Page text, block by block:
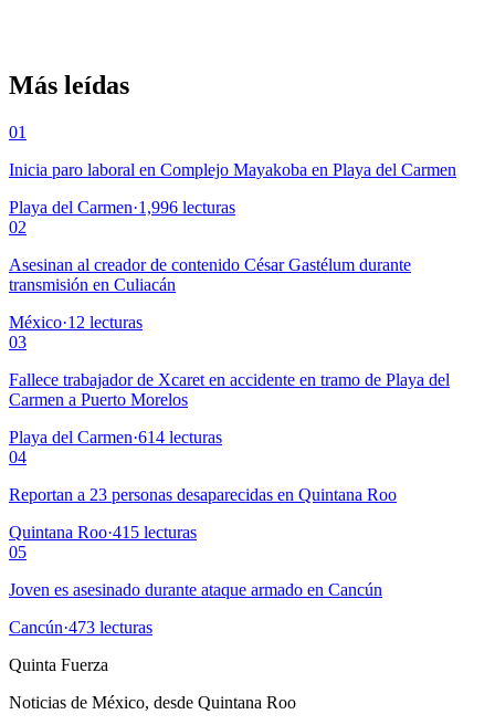
Más leídas
01
Inicia paro laboral en Complejo Mayakoba en Playa del Carmen
Playa del Carmen·1,996 lecturas
02
Asesinan al creador de contenido César Gastélum durante
transmisión en Culiacán
México·12 lecturas
03
Fallece trabajador de Xcaret en accidente en tramo de Playa del
Carmen a Puerto Morelos
Playa del Carmen·614 lecturas
04
Reportan a 23 personas desaparecidas en Quintana Roo
Quintana Roo·415 lecturas
05
Joven es asesinado durante ataque armado en Cancún
Cancún·473 lecturas
Quinta Fuerza
Noticias de México, desde Quintana Roo